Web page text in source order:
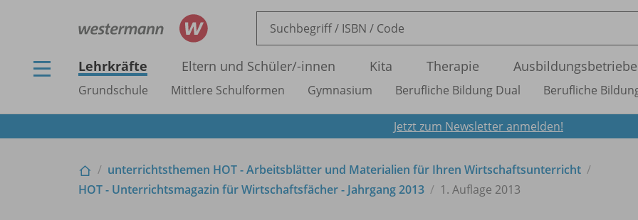
Lehrkräfte Eltern und Schüler/-innen Kita Therapie Ausbildungsbetriebe
Grundschule Mittlere Schulformen Gymnasium Berufliche Bildung Dual Berufliche
Jetzt zum Newsletter anmelden!
unterrichtsthemen HOT - Arbeitsblätter und Materialien für Ihren Wirtschaftsunterricht
HOT - Unterrichtsmagazin für Wirtschaftsfächer - Jahrgang 2013
1. Auflage 2013